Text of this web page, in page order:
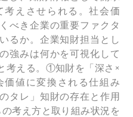
えさせられる。社会価
べき企業の重要ファクタ
るか。企業知財担当とし
強みは何かを可視化して
考える。①知財を「深さ×
値に変換される仕組み
タレ」知財の存在と作用
考え方と取り組み状況を